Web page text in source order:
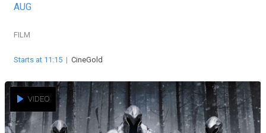
AUG
FILM
Starts at 11:15 | CineGold
VIDEO